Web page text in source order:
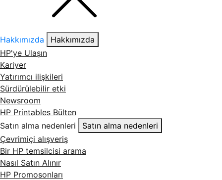
Hakkımızda
Hakkımızda
HP'ye Ulaşın
Kariyer
Yatırımcı ilişkileri
Sürdürülebilir etki
Newsroom
HP Printables Bülten
Satın alma nedenleri
Satın alma nedenleri
Çevrimiçi alışveriş
Bir HP temsilcisi arama
Nasıl Satın Alınır
HP Promosonları